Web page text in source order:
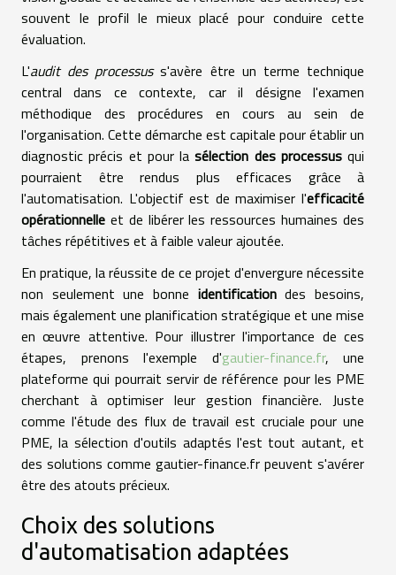
souvent le profil le mieux placé pour conduire cette
évaluation.
L'audit des processuss'avère être un terme technique
central dans ce contexte, car il désigne l'examen
méthodique des procédures en cours au sein de
l'organisation. Cette démarche est capitale pour établir un
diagnostic précis et pour lasélection des processusqui
pourraient être rendus plus efficaces grâce à
l'automatisation. L'objectif est de maximiser l'efficacité
opérationnelle et de libérer les ressources humaines des
tâches répétitives et à faible valeur ajoutée.
En pratique, la réussite de ce projet d'envergure nécessite
non seulement une bonne identificationdes besoins,
mais également une planification stratégique et une mise
en œuvre attentive. Pour illustrer l'importance de ces
étapes, prenons l'exemple d'gautier-finance.fr, une
plateforme qui pourrait servir de référence pour les PME
cherchant à optimiser leur gestion financière. Juste
comme l'étude des flux de travail est cruciale pour une
PME, la sélection d'outils adaptés l'est tout autant, et
des solutions comme gautier-finance.fr peuvent s'avérer
être des atouts précieux.
Choix des solutions
d'automatisation adaptées